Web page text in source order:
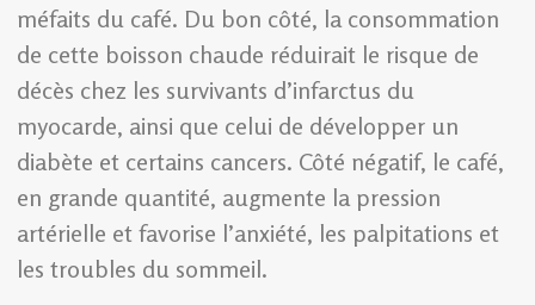
méfaits du café. Du bon côté, la consommation
de cette boisson chaude réduirait le risque de
décès chez les survivants d’infarctus du
myocarde, ainsi que celui de développer un
diabète et certains cancers. Côté négatif, le café,
en grande quantité, augmente la pression
artérielle et favorise l’anxiété, les palpitations et
les troubles du sommeil.